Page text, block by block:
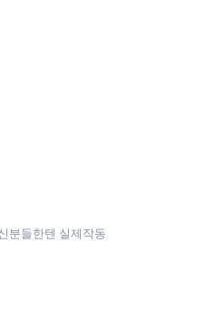
분들한텐 실제작동